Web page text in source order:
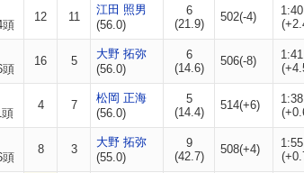
頭
12 11
江田 照男
(56.0)
6
(21.9)
502(-4)
頭
16 5
大野 拓弥
(56.0)
6
(14.6)
506(-8)
4 7
松岡 正海
(56.0)
5
(14.4)
514(+6)
頭
8 3
大野 拓弥
(55.0)
9
(42.7)
508(+4)